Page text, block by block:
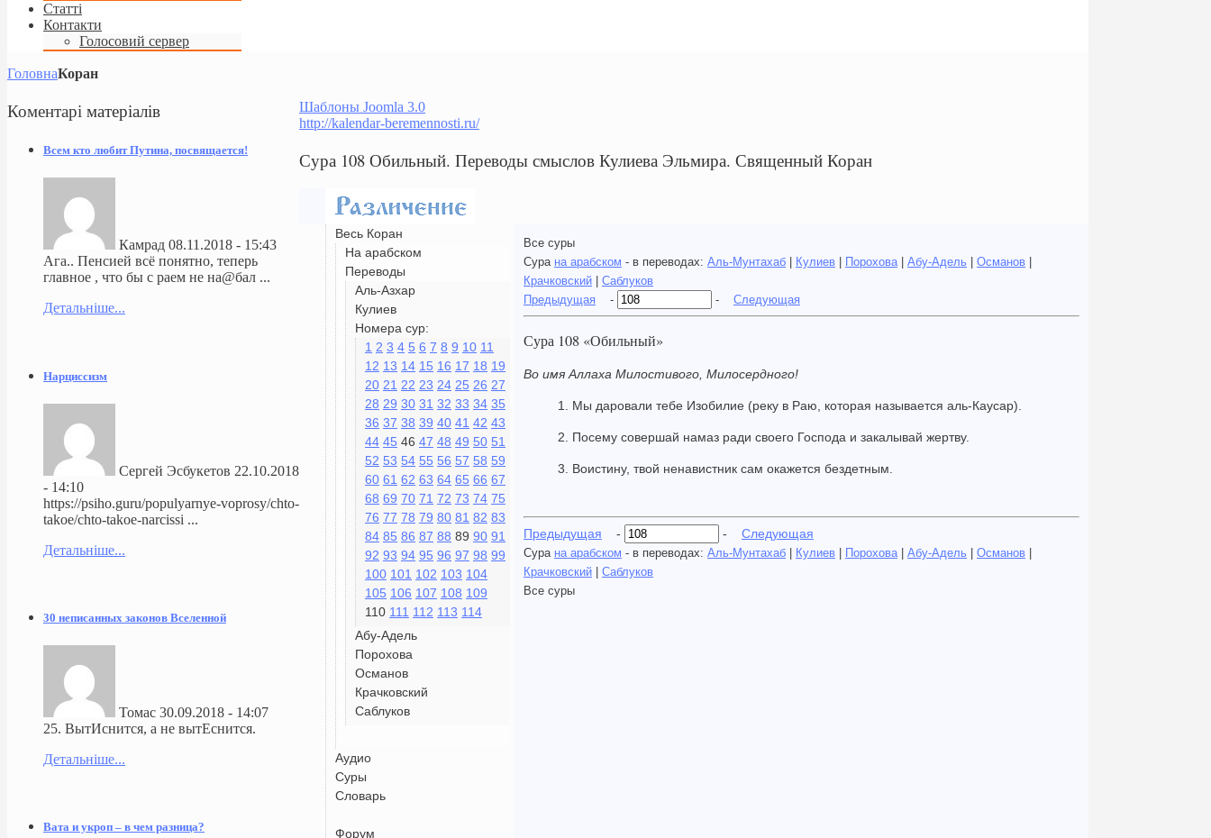
Статті
Контакти
Голосовий сервер
ГоловнаКоран
Шаблоны Joomla 3.0
http://kalendar-beremennosti.ru/
Сура 108 Обильный. Переводы смыслов Кулиева Эльмира. Священный Коран
Весь Коран
На арабском
Переводы
Аль-Азхар
Кулиев
Номера сур:
1 2 3 4 5 6 7 8 9 10 11
12 13 14 15 16 17 18 19
20 21 22 23 24 25 26 27
28 29 30 31 32 33 34 35
36 37 38 39 40 41 42 43
44 45 46 47 48 49 50 51
52 53 54 55 56 57 58 59
60 61 62 63 64 65 66 67
68 69 70 71 72 73 74 75
76 77 78 79 80 81 82 83
84 85 86 87 88 89 90 91
92 93 94 95 96 97 98 99
100 101 102 103 104
105 106 107 108 109
110 111 112 113 114
Абу-Адель
Порохова
Османов
Крачковский
Саблуков
Аудио
Суры
Словарь
Форум
Все суры
Сура на арабском - в переводах: Аль-Мунтахаб | Кулиев | Порохова | Абу-Адель | Османов |
Крачковский | Саблуков
Предыдущая - - Следующая
Сура 108 «Обильный»
Во имя Аллаха Милостивого, Милосердного!
1. Мы даровали тебе Изобилие (реку в Раю, которая называется аль-Каусар).
2. Посему совершай намаз ради своего Господа и закалывай жертву.
3. Воистину, твой ненавистник сам окажется бездетным.
Предыдущая - - Следующая
Сура на арабском - в переводах: Аль-Мунтахаб Кулиев Порохова| Абу-Адель Османов
Крачковский
Саблуков
Все суры
Коментарі матеріалів
Всем кто любит Путина, посвящается!
Камрад 08.11.2018 - 15:43
Ага.. Пенсией всё понятно, теперь
главное , что бы с раем не на@бал ...
Детальніше...
Нарциссизм
Сергей Эсбукетов 22.10.2018
- 14:10
https://psiho.guru/populyarnye-voprosy/chto-
takoe/chto-takoe-narcissi ...
Детальніше...
30 неписанных законов Вселенной
Томас 30.09.2018 - 14:07
25. ВытИснится, а не вытЕснится.
Детальніше...
Вата и укроп – в чем разница?